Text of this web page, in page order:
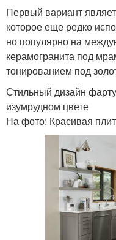
Первый вариант
которое еще редко
но популярно на
керамогранита под
тонированием под
Стильный дизайн
изумрудном цвете
На фото: Красивая